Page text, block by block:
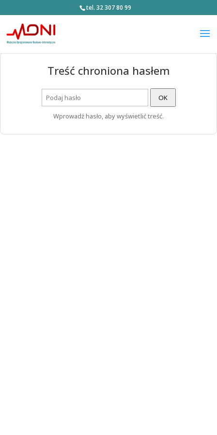
tel. 32 307 80 99
Treść chroniona hasłem
OK
Wprowadź hasło, aby wyświetlić treść.